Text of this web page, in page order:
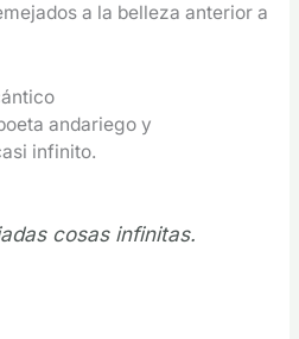
a la belleza anterior a
andariego y
infinito.
cosas infinitas.